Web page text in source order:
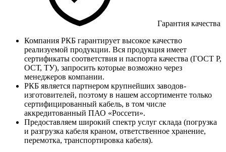
Гарантия качества
Компания РКБ гарантирует высокое качество
реализуемой продукции. Вся продукция имеет
сертификаты соответствия и паспорта качества (ГОСТ Р,
ОСТ, ТУ), запросить которые возможно через
менеджеров компании.
РКБ является партнером крупнейших заводов-
изготовителей, поэтому в нашем ассортименте только
сертифицированный кабель, в том числе
аккредитованный ПАО «Россети».
Предоставляем широкий спектр услуг склада (погрузка
и разгрузка кабеля краном, ответственное хранение,
перемотка, транспортировка кабеля).